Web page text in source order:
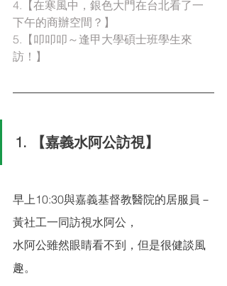
4.【在寒風中，銀色大門在台北看了一
下午的商辦空間？】
5.【叩叩叩～逢甲大學碩士班學生來
訪！】
1. 【嘉義水阿公訪視】
早上10:30與嘉義基督教醫院的居服員－
黃社工一同訪視水阿公，
水阿公雖然眼睛看不到，但是很健談風
趣。